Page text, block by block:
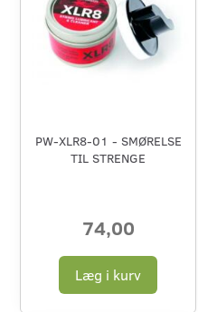
PW-XLR8-01 - SMØRELSE
TIL STRENGE
74,00
Læg i kurv